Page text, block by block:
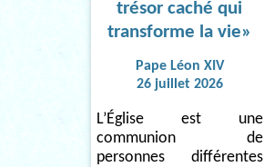
trésor caché qui
transforme la vie»
Pape Léon XIV
26 juillet 2026
L’Église est une
communion de
personnes différentes